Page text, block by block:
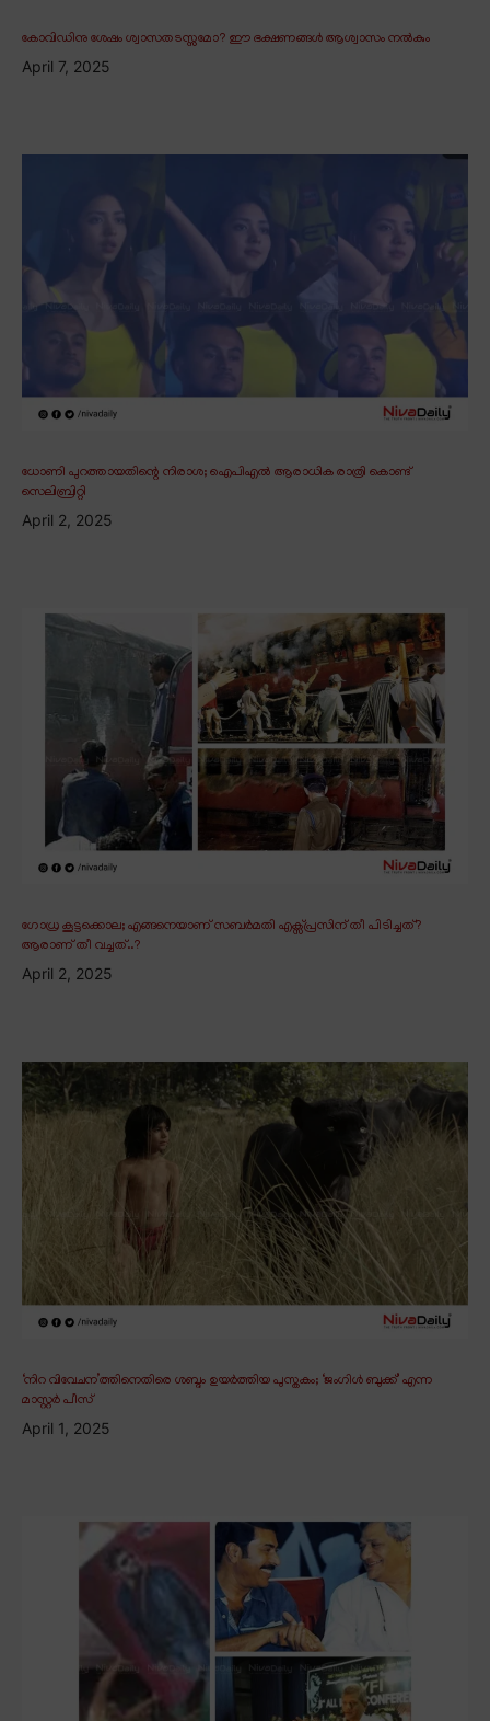
കോവിഡിനു ശേഷം ശ്വാസതടസ്സമോ? ഈ ഭക്ഷണങ്ങൾ ആശ്വാസം നൽകും
April 7, 2025
ധോണി പുറത്തായതിന്റെ നിരാശ; ഐപിഎൽ ആരാധിക രാത്രി കൊണ്ട്
സെലിബ്രിറ്റി
April 2, 2025
ഗോധ്ര കൂട്ടക്കൊല; എങ്ങനെയാണ് സബർമതി എക്സ്പ്രസിന് തീ പിടിച്ചത്?
ആരാണ് തീ വച്ചത്..?
April 2, 2025
‘നിറ വിവേചന’ത്തിനെതിരെ ശബ്ദം ഉയർത്തിയ പുസ്തകം; ‘ജംഗിൾ ബുക്ക്’ എന്ന
മാസ്റ്റർ പീസ്
April 1, 2025